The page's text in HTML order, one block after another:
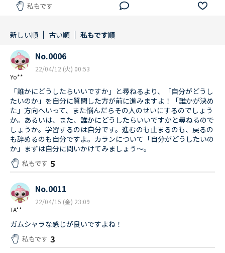
私もです
新しい順 古い順 私もです順
Yo**
No.0006
22/04/12 (火) 00:53
「誰かにどうしたらいいですか」と尋ねるより、「自分がどうし
たいのか」を自分に質問した方が前に進みますよ！「誰かが決め
た」方向へいって、また悩んだらその人のせいにするのでしょう
か。あるいは、また、誰かにどうしたらいいですかと尋ねるので
しょうか。学習するのは自分です。進むのも止まるのも、戻るの
も辞めるのも自分ですよ。カランについて「自分がどうしたいの
か」まずは自分に問いかけてみましょう～。
私もです 5
TA**
No.0011
22/04/15 (金) 23:09
ガムシャラな感じが良いですよね！
私もです 3